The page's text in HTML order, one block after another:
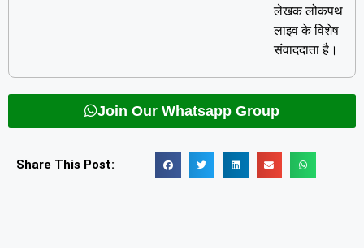
लेखक लोकपथ
लाइव के विशेष
संवाददाता है।
Join Our Whatsapp Group
Share This Post: